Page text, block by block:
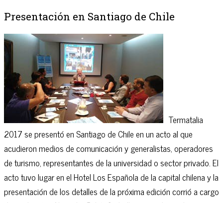
Presentación en Santiago de Chile
Termatalia
2017 se presentó en Santiago de Chile en un acto al que
acudieron medios de comunicación y generalistas, operadores
de turismo, representantes de la universidad o sector privado. El
acto tuvo lugar en el Hotel Los Española de la capital chilena y la
presentación de los detalles de la próxima edición corrió a cargo